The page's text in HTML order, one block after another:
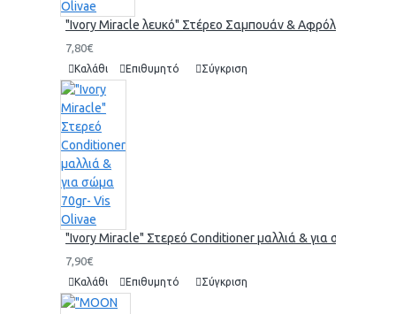
"Ivory Miracle λευκό" Στέρεο Σαμπουάν & Αφρόλουτρο
7,80€
Καλάθι Επιθυμητό Σύγκριση
"Ivory Miracle" Στερεό Conditioner μαλλιά & για σώμα
7,90€
Καλάθι Επιθυμητό Σύγκριση